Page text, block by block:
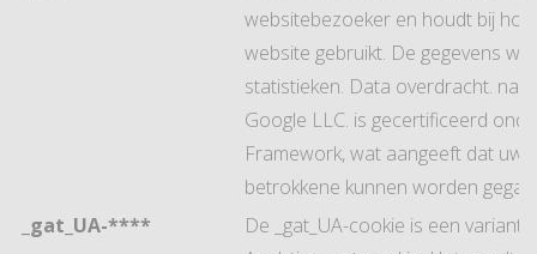
websitebezoeker en houdt bij
website gebruikt. De gegevens
statistieken. Data overdracht.
Google LLC. is gecertificeerd
Framework, wat aangeeft dat uw
betrokkene kunnen worden
_gat_UA-****
De _gat_UA-cookie is een variant